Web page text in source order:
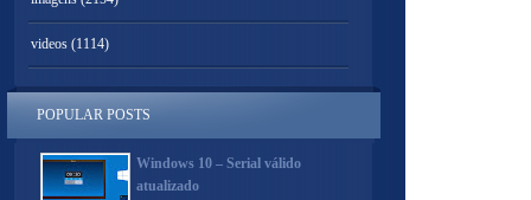
videos (1114)
POPULAR POSTS
Windows 10 – Serial válido
atualizado